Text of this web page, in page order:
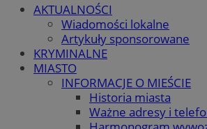
AKTUALNOŚCI
Wiadomości lokalne
Artykuły sponsorowane
KRYMINALNE
MIASTO
INFORMACJE O MIEŚCIE
Historia miasta
Ważne adresy i